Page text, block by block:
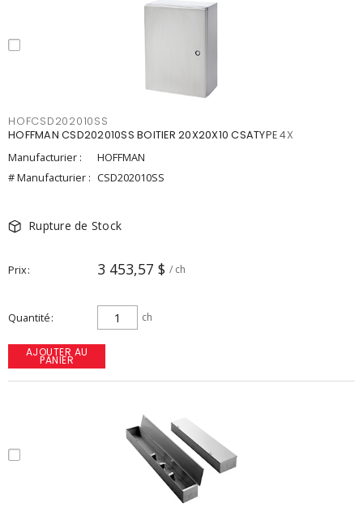
HOFCSD202010SS
HOFFMAN CSD202010SS BOITIER 20X20X10 CSATYPE 4X
Manufacturier :
HOFFMAN
# Manufacturier : CSD202010SS
Rupture de Stock
Prix 3 453,57 $ / ch
Quantité ch
AJOUTER AU
PANIER